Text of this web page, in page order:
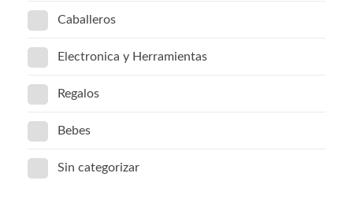
Caballeros
Electronica y Herramientas
Regalos
Bebes
Sin categorizar